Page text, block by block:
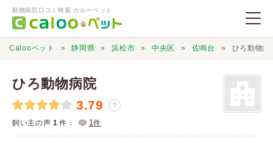
動物病院口コミ検索 カルーペット
動物病院検索
Calooペット 静岡県 浜松市 中央区 佐鳴台 ひろ動物病
ひろ動物病院
3.79 ？
飼い主の声 1 件： 1件